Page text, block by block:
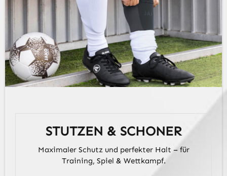
STUTZEN & SCHONER
Maximaler Schutz und perfekter Halt – für
Training, Spiel & Wettkampf.